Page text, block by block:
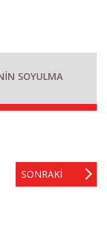
SOYULMA
SONRAKI